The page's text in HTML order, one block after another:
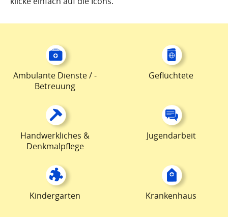
Ambulante Dienste / -
Betreuung
Geflüchtete
Handwerkliches &
Denkmalpflege
Jugendarbeit
Kindergarten Krankenhaus